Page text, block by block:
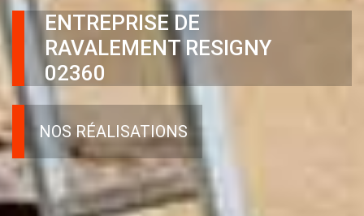
ENTREPRISE DE
RAVALEMENT RESIGNY
02360
NOS RÉALISATIONS